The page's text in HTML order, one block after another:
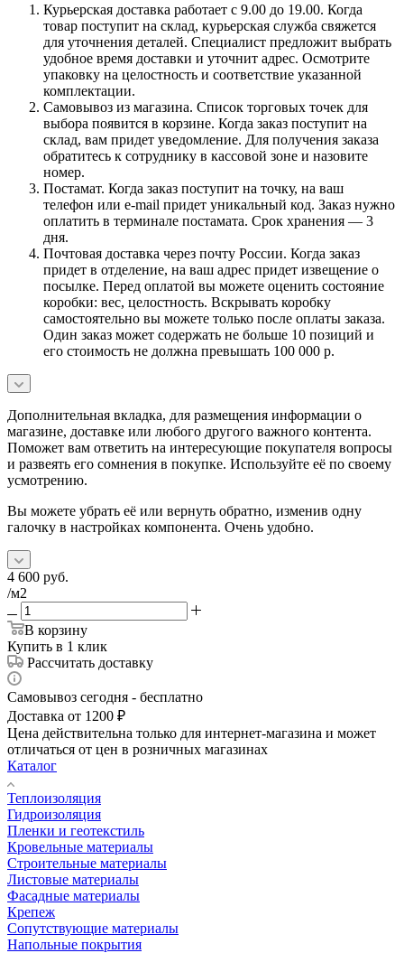
Курьерская доставка работает с 9.00 до 19.00. Когда
товар поступит на склад, курьерская служба свяжется
для уточнения деталей. Специалист предложит выбрать
удобное время доставки и уточнит адрес. Осмотрите
упаковку на целостность и соответствие указанной
комплектации.
Самовывоз из магазина. Список торговых точек для
выбора появится в корзине. Когда заказ поступит на
склад, вам придет уведомление. Для получения заказа
обратитесь к сотруднику в кассовой зоне и назовите
номер.
Постамат. Когда заказ поступит на точку, на ваш
телефон или e-mail придет уникальный код. Заказ нужно
оплатить в терминале постамата. Срок хранения — 3
дня.
Почтовая доставка через почту России. Когда заказ
придет в отделение, на ваш адрес придет извещение о
посылке. Перед оплатой вы можете оценить состояние
коробки: вес, целостность. Вскрывать коробку
самостоятельно вы можете только после оплаты заказа.
Один заказ может содержать не больше 10 позиций и
его стоимость не должна превышать 100 000 р.
Дополнительная вкладка, для размещения информации о
магазине, доставке или любого другого важного контента.
Поможет вам ответить на интересующие покупателя вопросы
и развеять его сомнения в покупке. Используйте её по своему
усмотрению.
Вы можете убрать её или вернуть обратно, изменив одну
галочку в настройках компонента. Очень удобно.
4 600 руб.
/м2
В корзину
Купить в 1 клик
Рассчитать доставку
Самовывоз сегодня - бесплатно
Доставка от 1200 ₽
Цена действительна только для интернет-магазина и может
отличаться от цен в розничных магазинах
Каталог
Теплоизоляция
Гидроизоляция
Пленки и геотекстиль
Кровельные материалы
Строительные материалы
Листовые материалы
Фасадные материалы
Крепеж
Сопутствующие материалы
Напольные покрытия